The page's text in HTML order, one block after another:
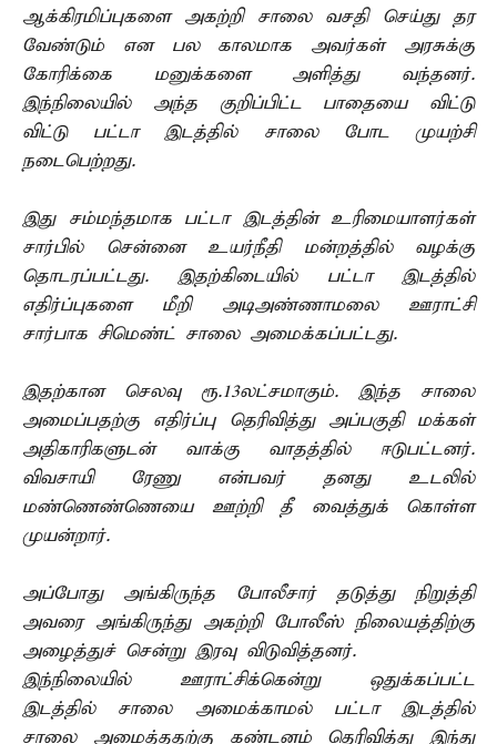
ஆக்கிரமிப்புகளை அகற்றி சாலை வசதி செய்து தர
வேண்டும் என பல காலமாக அவர்கள் அரசுக்கு
கோரிக்கை மனுக்களை அளித்து வந்தனர்.
இந்நிலையில் அந்த குறிப்பிட்ட பாதையை விட்டு
விட்டு பட்டா இடத்தில் சாலை போட முயற்சி
நடைபெற்றது.
இது சம்மந்தமாக பட்டா இடத்தின் உரிமையாளர்கள்
சார்பில் சென்னை உயர்நீதி மன்றத்தில் வழக்கு
தொடரப்பட்டது. இதற்கிடையில் பட்டா இடத்தில்
எதிர்ப்புகளை மீறி அடிஅண்ணாமலை ஊராட்சி
சார்பாக சிமெண்ட் சாலை அமைக்கப்பட்டது.
இதற்கான செலவு ரூ.13லட்சமாகும். இந்த சாலை
அமைப்பதற்கு எதிர்ப்பு தெரிவித்து அப்பகுதி மக்கள்
அதிகாரிகளுடன் வாக்கு வாதத்தில் ஈடுபட்டனர்.
விவசாயி ரேணு என்பவர் தனது உடலில்
மண்ணெண்ணெயை ஊற்றி தீ வைத்துக் கொள்ள
முயன்றார்.
அப்போது அங்கிருந்த போலீசார் தடுத்து நிறுத்தி
அவரை அங்கிருந்து அகற்றி போலீஸ் நிலையத்திற்கு
அழைத்துச் சென்று இரவு விடுவித்தனர்.
இந்நிலையில் ஊராட்சிக்கென்று ஒதுக்கப்பட்ட
இடத்தில் சாலை அமைக்காமல் பட்டா இடத்தில்
சாலை அமைத்ததற்கு கண்டனம் தெரிவித்து இந்து